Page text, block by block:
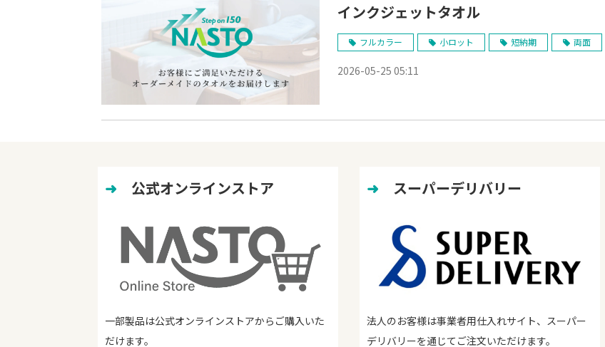
インクジェットタオル
フルカラー 小ロット 短納期 両面
2026-05-25 05:11
➜ 公式オンラインストア
一部製品は公式オンラインストアからご購入いた
だけます。
➜ スーパーデリバリー
法人のお客様は事業者用仕入れサイト、スーパー
デリバリーを通じてご注文いただけます。